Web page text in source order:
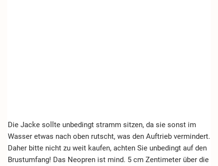
Die Jacke sollte unbedingt stramm sitzen, da sie sonst im
Wasser etwas nach oben rutscht, was den Auftrieb vermindert.
Daher bitte nicht zu weit kaufen, achten Sie unbedingt auf den
Brustumfang! Das Neopren ist mind. 5 cm Zentimeter über die